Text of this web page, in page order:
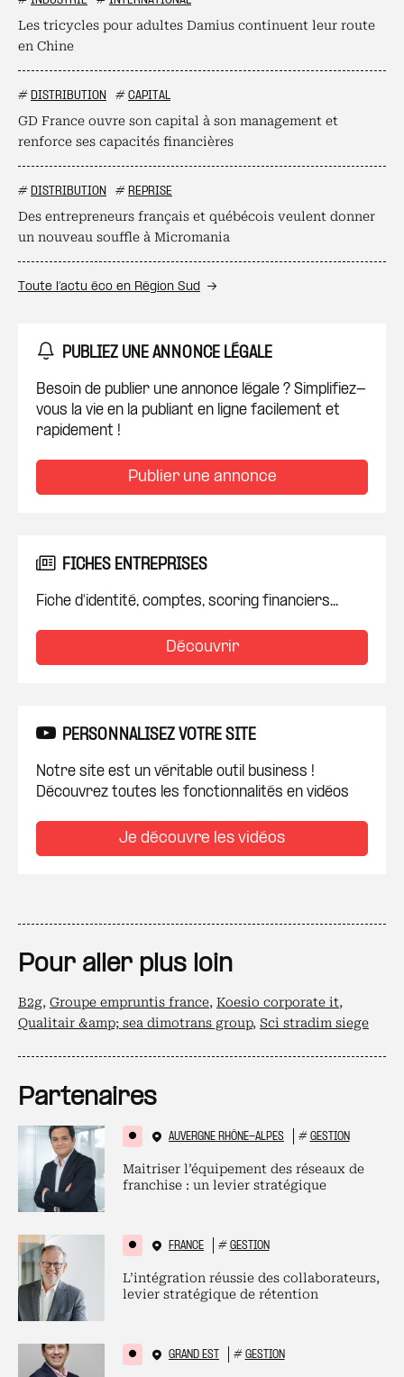
Les tricycles pour adultes Damius continuent leur route
en Chine
# DISTRIBUTION # CAPITAL
GD France ouvre son capital à son management et
renforce ses capacités financières
# DISTRIBUTION # REPRISE
Des entrepreneurs français et québécois veulent donner
un nouveau souffle à Micromania
Toute l’actu éco en Région Sud
PUBLIEZ UNE ANNONCE LÉGALE
Besoin de publier une annonce légale ? Simplifiez-
vous la vie en la publiant en ligne facilement et
rapidement !
Publier une annonce
FICHES ENTREPRISES
Fiche d'identité, comptes, scoring financiers...
Découvrir
PERSONNALISEZ VOTRE SITE
Notre site est un véritable outil business !
Découvrez toutes les fonctionnalités en vidéos
Je découvre les vidéos
Pour aller plus loin
B2g, Groupe empruntis france, Koesio corporate it,
Qualitair &amp; sea dimotrans group, Sci stradim siege
Partenaires
AUVERGNE RHÔNE-ALPES # GESTION
Maitriser l’équipement des réseaux de
franchise : un levier stratégique
FRANCE # GESTION
L’intégration réussie des collaborateurs,
levier stratégique de rétention
GRAND EST # GESTION